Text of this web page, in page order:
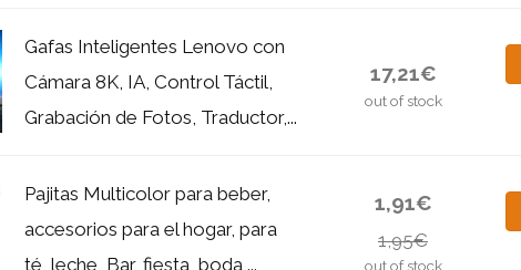
Gafas Inteligentes Lenovo con
Cámara 8K, IA, Control Táctil,
Grabación de Fotos, Traductor,...
17,21€
out of stock
Pajitas Multicolor para beber,
accesorios para el hogar, para
té, leche, Bar, fiesta, boda,...
1,91€
1,95€
out of stock